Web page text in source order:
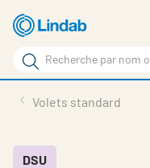
Aller
au
contenu
principal
Rechercher
Rechercher
sur
site
En vedette
Volets standard
DSU